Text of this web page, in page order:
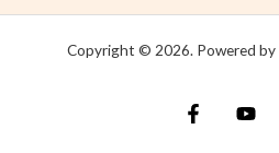
Copyright © 2026. Powered by